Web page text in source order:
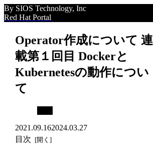
By SIOS Technology, Inc
Red Hat Portal
Operator作成について 連
載第１回目 Dockerと
Kubernetesの動作につい
て
2021.09.162024.03.27
目次